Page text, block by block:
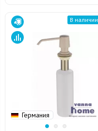
Германия
В наличии